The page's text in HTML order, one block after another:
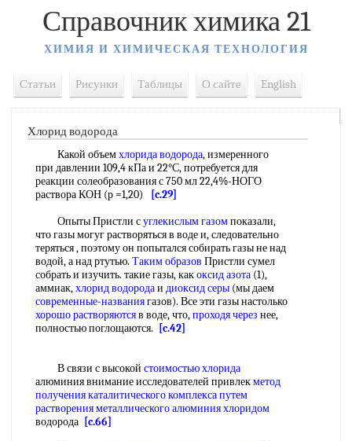
Справочник химика 21
ХИМИЯ И ХИМИЧЕСКАЯ ТЕХНОЛОГИЯ
Статьи Рисунки Таблицы О сайте English
Хлорид водорода
Какой объемхлорида водорода, измеренного
при давлении 109,4 кПа и 22°С, потребуется для
реакции солеобразования с 750 мл 22,4%-НОГО
раствора КОН (р =1,20)
[c.29]
Опыты Пристли суглекислым газомпоказали,
что газы могуг растворяться в воде и, следовательно
теряться , поэтому он попытался собирать газы не над
водой, а над ртутью. Таким образов Пристли сумел
собрать и изучить. такие газы, какоксид азота (1),
аммиак,хлорид водородаи диоксид серы (мы даем
современные-названиягазов). Все эти газы настолько
хорошо растворяютсяв воде, что,проходя через нее,
полностью поглощаются.
[c.42]
В связи с высокой стоимостью хлорида
алюминия внимание исследователей привлекметод
получения каталитическогокомплекса путем
растворения металлическогоалюминия хлоридом
водорода [c.66]